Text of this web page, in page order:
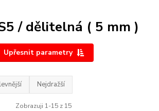
/ dělitelná ( 5 mm )
Upřesnit parametry
Nejdražší
Zobrazuji 1-15 z 15